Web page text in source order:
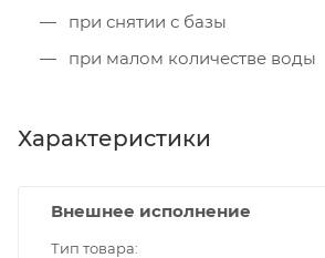
при снятии с базы
при малом количестве воды
Характеристики
Внешнее исполнение
Тип товара